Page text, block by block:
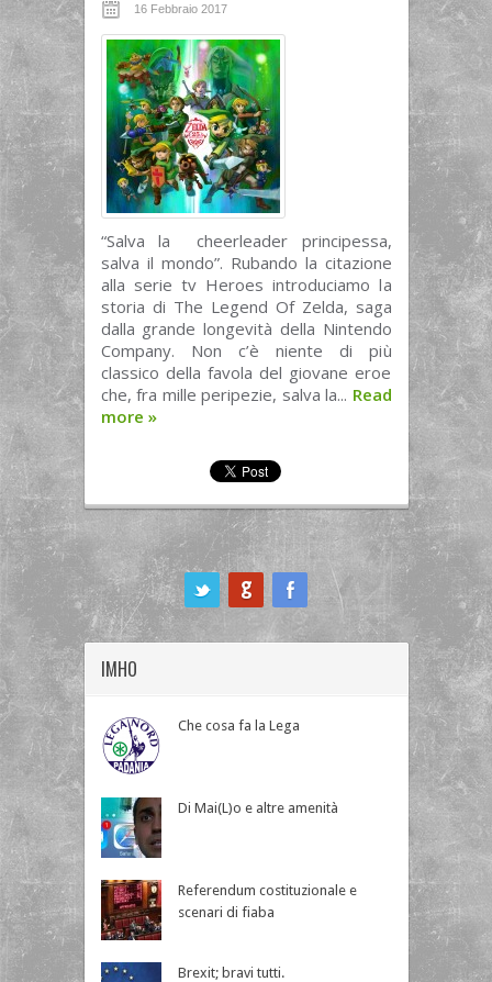
16 Febbraio 2017
“Salva la cheerleader principessa,
salva il mondo”. Rubando la citazione
alla serie tv Heroes introduciamo la
storia di The Legend Of Zelda, saga
dalla grande longevità della Nintendo
Company. Non c’è niente di più
classico della favola del giovane eroe
che, fra mille peripezie, salva la... Read
more »
IMHO
Che cosa fa la Lega
Di Mai(L)o e altre amenità
Referendum costituzionale e
scenari di fiaba
Brexit; bravi tutti.